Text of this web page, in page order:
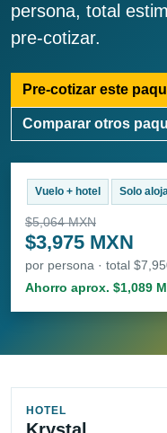
persona, total
pre-cotizar.
Pre-cotizar este
Comparar otros
Vuelo + hotel Solo
$5,064 MXN
$3,975 MXN
por persona · total
Ahorro aprox. $1,089
HOTEL